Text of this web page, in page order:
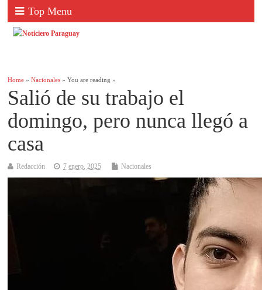
Top Menu
Home »Nacionales » You are reading »
Salió de su trabajo el
domingo, pero nunca llegó a
casa
Redacción 7 enero, 2025 Nacionales